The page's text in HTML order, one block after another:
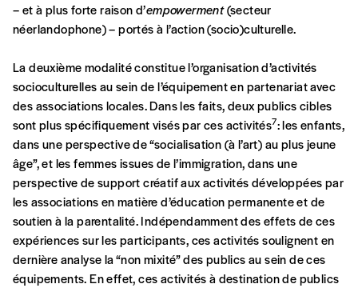
– et à plus forte raison d’empowerment(secteur
néerlandophone) – portés à l’action (socio)culturelle.
La deuxième modalité constitue l’organisation d’activités
socioculturelles au sein de l’équipement en partenariat avec
des associations locales. Dans les faits, deux publics cibles
sont plus spécifiquement visés par ces activités7: les enfants,
dans une perspective de “socialisation (à l’art) au plus jeune
âge”, et les femmes issues de l’immigration, dans une
perspective de support créatif aux activités développées par
les associations en matière d’éducation permanente et de
soutien à la parentalité. Indépendamment des effets de ces
expériences sur les participants, ces activités soulignent en
dernière analyse la “non mixité” des publics au sein de ces
équipements. En effet, ces activités à destination de publics